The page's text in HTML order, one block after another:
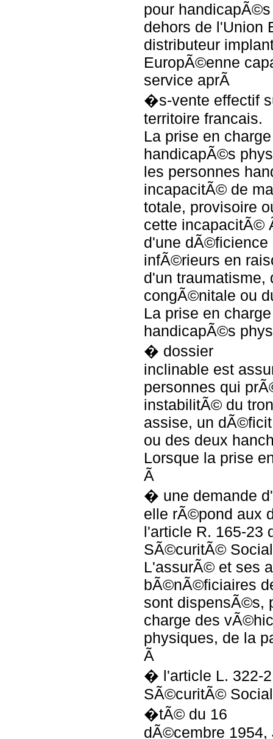
pour
dehors de l'Union
distributeur
EuropÃ©enne
service aprÃ
�s-vente effectif
territoire francais.
La prise en
handicapÃ©s
les personnes
incapacitÃ© de
totale, provisoire
cette incapacitÃ©
d'une dÃ©ficience
infÃ©rieurs en
d'un traumatisme,
congÃ©nitale ou
La prise en
handicapÃ©s
� dossier
inclinable est
personnes qui
instabilitÃ© du
assise, un
ou des deux
Lorsque la prise
Ã
� une demande
elle rÃ©pond aux
l'article R. 165-23
SÃ©curitÃ©
L'assurÃ© et ses
bÃ©nÃ©ficiaires
sont dispensÃ©s,
charge des
physiques, de la
Ã
� l'article L. 322-
SÃ©curitÃ©
�tÃ© du 16
dÃ©cembre